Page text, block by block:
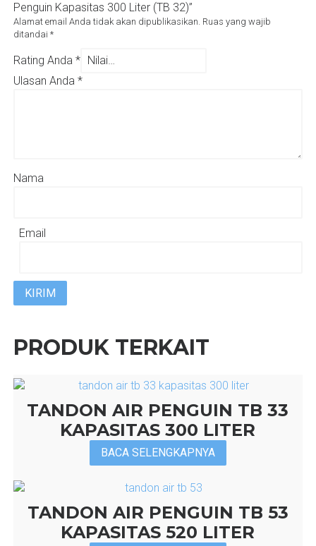
Penguin Kapasitas 300 Liter (TB 32)”
Alamat email Anda tidak akan dipublikasikan. Ruas yang wajib
ditandai *
Rating Anda *
Ulasan Anda *
Nama
Email
PRODUK TERKAIT
TANDON AIR PENGUIN TB 33
KAPASITAS 300 LITER
BACA SELENGKAPNYA
TANDON AIR PENGUIN TB 53
KAPASITAS 520 LITER